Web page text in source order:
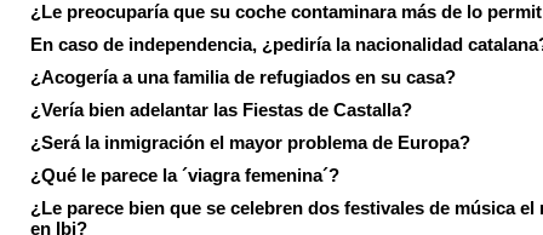
¿Le preocuparía que su coche contaminara más de lo
En caso de independencia, ¿pediría la nacionalidad
¿Acogería a una familia de refugiados en su casa?
¿Vería bien adelantar las Fiestas de Castalla?
¿Será la inmigración el mayor problema de Europa?
¿Qué le parece la ´viagra femenina´?
¿Le parece bien que se celebren dos festivales de música el
en Ibi?